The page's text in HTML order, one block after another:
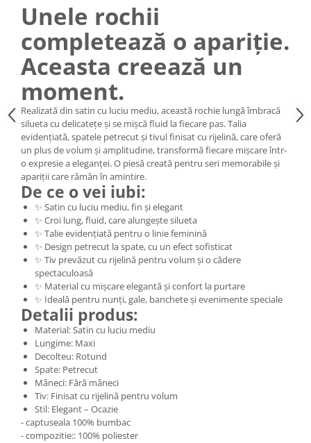
Unele rochii
completează o apariție.
Aceasta creează un
moment.
Realizată din satin cu luciu mediu, această rochie lungă îmbracă
silueta cu delicatețe și se mișcă fluid la fiecare pas. Talia
evidențiată, spatele petrecut și tivul finisat cu rijelină, care oferă
un plus de volum și amplitudine, transformă fiecare mișcare într-
o expresie a eleganței. O piesă creată pentru seri memorabile și
apariții care rămân în amintire.
De ce o vei iubi:
✨ Satin cu luciu mediu, fin și elegant
✨ Croi lung, fluid, care alungește silueta
✨ Talie evidențiată pentru o linie feminină
✨ Design petrecut la spate, cu un efect sofisticat
✨ Tiv prevăzut cu rijelină pentru volum și o cădere
spectaculoasă
✨ Material cu mișcare elegantă și confort la purtare
✨ Ideală pentru nunți, gale, banchete și evenimente speciale
Detalii produs:
Material: Satin cu luciu mediu
Lungime: Maxi
Decolteu: Rotund
Spate: Petrecut
Mâneci: Fără mâneci
Tiv: Finisat cu rijelină pentru volum
Stil: Elegant – Ocazie
- captuseala 100% bumbac
- compozitie:: 100% poliester